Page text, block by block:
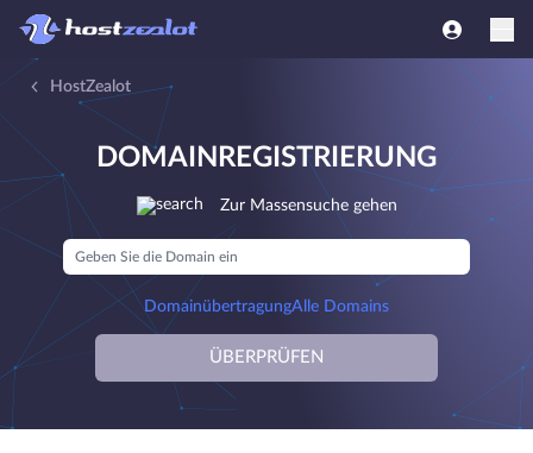
HostZealot
DOMAINREGISTRIERUNG
Zur Massensuche gehen
DomainübertragungAlle Domains
ÜBERPRÜFEN